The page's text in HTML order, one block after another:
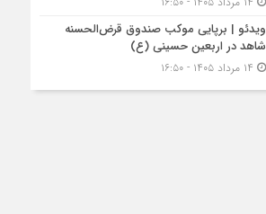
ویدئو | برپایی موکب صندوق قرض‌الحسنه
شاهد در اربعین حسینی (ع)